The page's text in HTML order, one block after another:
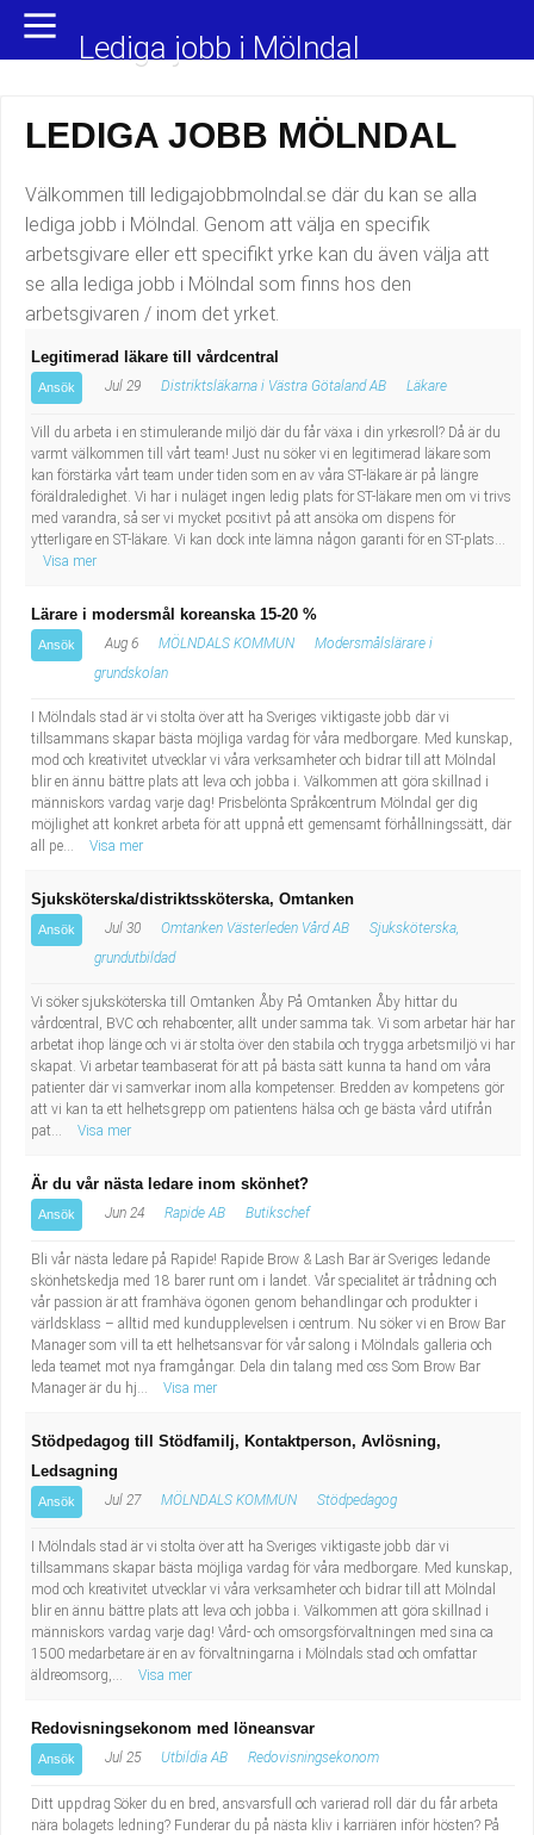
Yrkesområden
Bygg och anläggning
Chefer och verksamhetsledare
Data/IT
Försäljning, inköp, marknadsföring
Hantverksyrken
Hotell, restaurang, storhushåll
Hälso- och sjukvård
Industriell tillverkning
Installation, drift, underhåll
Kropps- och skönhetsvård
Kultur, media, design
Militärt arbete
Naturbruk
Naturvetenskapligt arbete
Pedagogiskt arbete
Sanering och renhållning
Socialt arbete
Säkerhetsarbete
Tekniskt arbete
Transport
Populära jobb
Städare/Lokalvårdare
Barnskötare
Lärare i förskola/Förskollärare
Lagerarbetare
Bussförare/Busschaufför
Elevassistent
Personlig assistent
Behandlingsassistent/Socialpedagog
Tandsköterska
Budbilsförare
Tidningsbud/Tidningsdistributör
Lärare i fritidshem/Fritidspedagog
Taxiförare/Taxichaufför
Läkarsekreterare/Vårdadmin/Medicinsk
sekreterare
Lastbilsförare m.fl.
Fastighetsskötare
Informatör/Kommunikatör
Brevbärare
Sjuksköterska, grundutbildad
Kock, storhushåll
Undersköterska, vård- o specialavd. o mottagning
Bibliotekarie
Administrativ assistent
Lärare i gymnasiet
Lediga jobb i Mölndal
LEDIGA JOBB MÖLNDAL
Välkommen till ledigajobbmolndal.se där du kan se alla
lediga jobb i Mölndal. Genom att välja en specifik
arbetsgivare eller ett specifikt yrke kan du även välja att
se alla lediga jobb i Mölndal som finns hos den
arbetsgivaren / inom det yrket.
Legitimerad läkare till vårdcentral
Ansök Jul 29 Distriktsläkarna i Västra Götaland AB Läkare
Vill du arbeta i en stimulerande miljö där du får växa i din yrkesroll? Då är du
varmt välkommen till vårt team! Just nu söker vi en legitimerad läkare som
kan förstärka vårt team under tiden som en av våra ST-läkare är på längre
föräldraledighet. Vi har i nuläget ingen ledig plats för ST-läkare men om vi trivs
med varandra, så ser vi mycket positivt på att ansöka om dispens för
ytterligare en ST-läkare. Vi kan dock inte lämna någon garanti för en ST-plats...
Visa mer
Lärare i modersmål koreanska 15-20 %
Ansök Aug 6 MÖLNDALS KOMMUN
Modersmålslärare i
grundskolan
I Mölndals stad är vi stolta över att ha Sveriges viktigaste jobb där vi
tillsammans skapar bästa möjliga vardag för våra medborgare. Med kunskap,
mod och kreativitet utvecklar vi våra verksamheter och bidrar till att Mölndal
blir en ännu bättre plats att leva och jobba i. Välkommen att göra skillnad i
människors vardag varje dag! Prisbelönta Språkcentrum Mölndal ger dig
möjlighet att konkret arbeta för att uppnå ett gemensamt förhållningssätt, där
all pe...
Visa mer
Sjuksköterska/distriktssköterska, Omtanken
Ansök Jul 30 Omtanken Västerleden Vård AB
Sjuksköterska,
grundutbildad
Vi söker sjuksköterska till Omtanken Åby På Omtanken Åby hittar du
vårdcentral, BVC och rehabcenter, allt under samma tak. Vi som arbetar här har
arbetat ihop länge och vi är stolta över den stabila och trygga arbetsmiljö vi har
skapat. Vi arbetar teambaserat för att på bästa sätt kunna ta hand om våra
patienter där vi samverkar inom alla kompetenser. Bredden av kompetens gör
att vi kan ta ett helhetsgrepp om patientens hälsa och ge bästa vård utifrån
pat...
Visa mer
Är du vår nästa ledare inom skönhet?
Ansök Jun 24 Rapide AB Butikschef
Bli vår nästa ledare på Rapide! Rapide Brow & Lash Bar är Sveriges ledande
skönhetskedja med 18 barer runt om i landet. Vår specialitet är trådning och
vår passion är att framhäva ögonen genom behandlingar och produkter i
världsklass – alltid med kundupplevelsen i centrum. Nu söker vi en Brow Bar
Manager som vill ta ett helhetsansvar för vår salong i Mölndals galleria och
leda teamet mot nya framgångar. Dela din talang med oss Som Brow Bar
Manager är du hj...
Visa mer
Stödpedagog till Stödfamilj, Kontaktperson, Avlösning,
Ledsagning
Ansök Jul 27 MÖLNDALS KOMMUN Stödpedagog
I Mölndals stad är vi stolta över att ha Sveriges viktigaste jobb där vi
tillsammans skapar bästa möjliga vardag för våra medborgare. Med kunskap,
mod och kreativitet utvecklar vi våra verksamheter och bidrar till att Mölndal
blir en ännu bättre plats att leva och jobba i. Välkommen att göra skillnad i
människors vardag varje dag! Vård- och omsorgsförvaltningen med sina ca
1500 medarbetare är en av förvaltningarna i Mölndals stad och omfattar
äldreomsorg,...
Visa mer
Redovisningsekonom med löneansvar
Ansök Jul 25 Utbildia AB Redovisningsekonom
Ditt uppdrag Söker du en bred, ansvarsfull och varierad roll där du får arbeta
nära bolagets ledning? Funderar du på nästa kliv i karriären inför hösten? På